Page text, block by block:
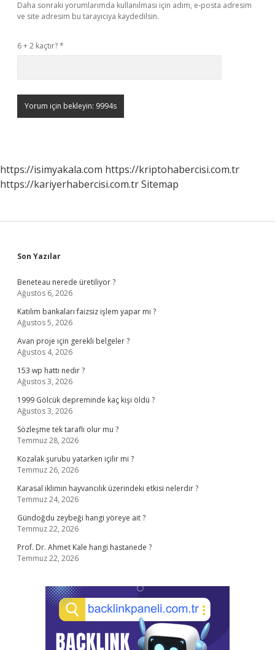
Daha sonraki yorumlarımda kullanılması için adım, e-posta adresim
ve site adresim bu tarayıcıya kaydedilsin.
6 + 2 kaçtır?*
https://isimyakala.com https://kriptohabercisi.com.tr
https://kariyerhabercisi.com.trSitemap
Sidebar
Son Yazılar
Beneteau nerede üretiliyor ?
Ağustos 6, 2026
Katılım bankaları faizsiz işlem yapar mı ?
Ağustos 5, 2026
Avan proje için gerekli belgeler ?
Ağustos 4, 2026
153 wp hattı nedir ?
Ağustos 3, 2026
1999 Gölcük depreminde kaç kişi öldü ?
Ağustos 3, 2026
Sözleşme tek taraflı olur mu ?
Temmuz 28, 2026
Kozalak şurubu yatarken içilir mi ?
Temmuz 26, 2026
Karasal iklimin hayvancılık üzerindeki etkisi nelerdir ?
Temmuz 24, 2026
Gündoğdu zeybeği hangi yöreye ait ?
Temmuz 22, 2026
Prof. Dr. Ahmet Kale hangi hastanede ?
Temmuz 22, 2026